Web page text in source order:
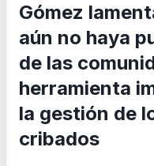
Gómez
aún no haya
de las
herramienta
la gestión de
cribados